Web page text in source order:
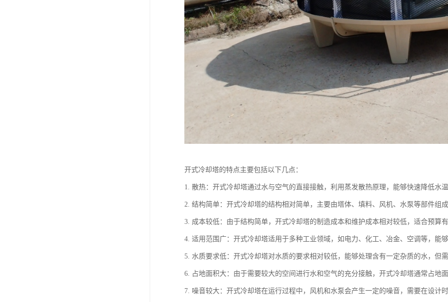
开式冷却塔的特点主要包括以下几点：
1. 散热：开式冷却塔通过水与空气的直接接触，利用蒸发散热原理，能够快速降低水温
2. 结构简单：开式冷却塔的结构相对简单，主要由塔体、填料、风机、水泵等部件组
3. 成本较低：由于结构简单，开式冷却塔的制造成本和维护成本相对较低，适合预算有
4. 适用范围广：开式冷却塔适用于多种工业领域，如电力、化工、冶金、空调等，能
5. 水质要求低：开式冷却塔对水质的要求相对较低，能够处理含有一定杂质的水，但
6. 占地面积大：由于需要较大的空间进行水和空气的充分接触，开式冷却塔通常占地
7. 噪音较大：开式冷却塔在运行过程中，风机和水泵会产生一定的噪音，需要在设计